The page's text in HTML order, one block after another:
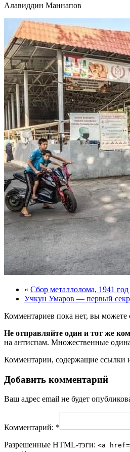
Алавиддин Маннапов
« Сбор металлолома, 1941 год
Учкун Умаров — первый
Комментариев пока нет, вы можете
Не отправляйте один и тот же
на антиспам. Множественные
Комментарии, содержащие ссылки
Добавить комментарий
Ваш адрес email не будет
Комментарий: *
Разрешенные HTML-тэги: <a